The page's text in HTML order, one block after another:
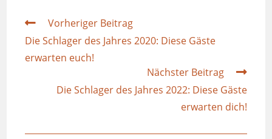
Vorheriger Beitrag
Die Schlager des Jahres 2020: Diese Gäste
erwarten euch!
Nächster Beitrag
Die Schlager des Jahres 2022: Diese Gäste
erwarten dich!